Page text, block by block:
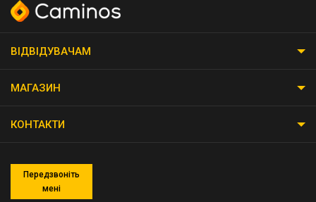
ВІДВІДУВАЧАМ
МАГАЗИН
КОНТАКТИ
Передзвоніть
мені